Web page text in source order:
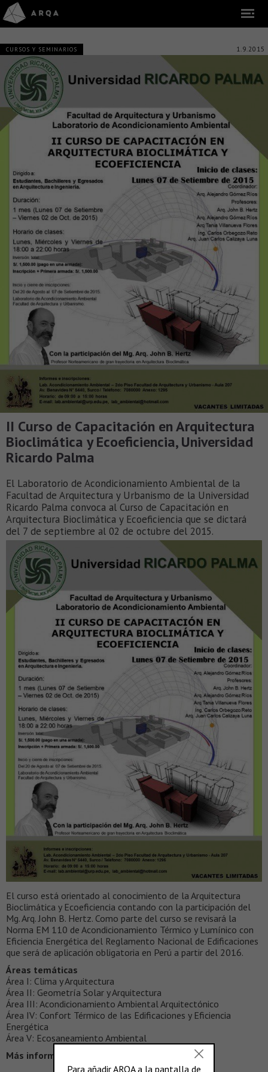
CURSOS Y SEMINARIOS 1.9.2015
II Curso de Capacitación en Arquitectura
Bioclimática y Ecoeficiencia, Universidad
Ricardo Palma
El Laboratorio de Acondicionamiento Ambiental de la
Facultad de Arquitectura y Urbanismo de la Universidad
Ricardo Palma convoca al Curso de Capacitación en
Arquitectura Bioclimática y Ecoeficiencia que se dictará
del 7 de septiembre al 02 de octubre del 2015.
El curso está orientado al conocimiento de la Arquitectura
Bioclimática y Ecoeficiencia contando con la participación del
Mg. Arq. John B. Hertz. Como parte del curso se revisará la
Norma EM 110 de Acondicionamiento Térmico y Lumínico con
Eficiencia Energética del Reglamento Nacional de Edificaciones
que será de aplicación obligatoria en Perú a partir del 2016.
Áreas temáticas
Área I: Clima y Arquitectura
Área II: Geometría Solar y Arquitectura
Área III: Acondicionamiento Ambiental Arquitectónico
Área IV: Confort Térmico de las Edificaciones y Eficiencia
Energética
Área V: Ecosaneamiento Ambiental
Más información >